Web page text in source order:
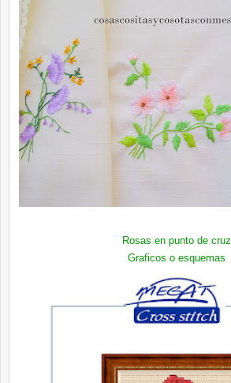
Rosas en punto de cruz
Graficos o esquemas